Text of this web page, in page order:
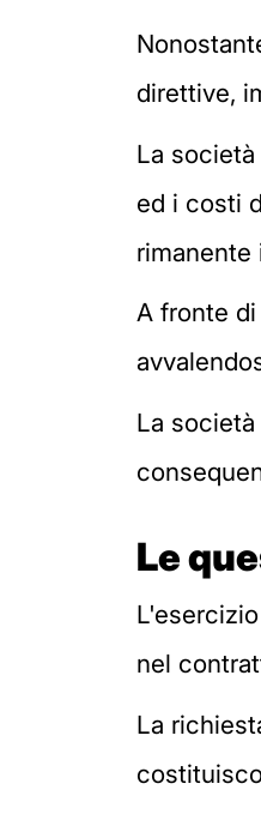
direttive,
La
ed i costi
rimanente
A fronte
La
Le
nel
La